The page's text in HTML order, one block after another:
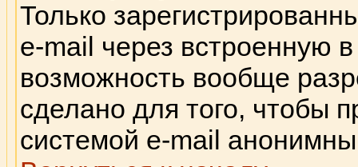
Только
e-mail через встроенную
возможность вообще
сделано для того, чтобы
системой e-mail